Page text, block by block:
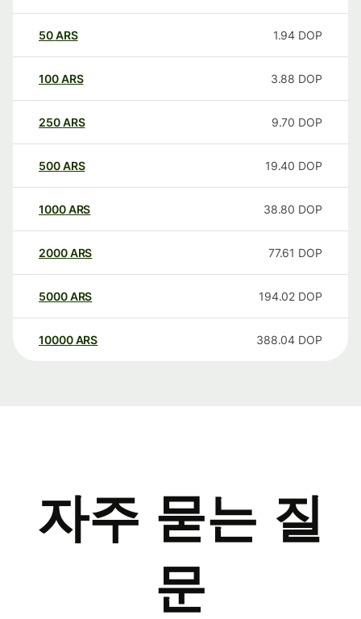
50ARS 1.94 DOP
100ARS 3.88 DOP
250ARS 9.70 DOP
500ARS 19.40 DOP
1000ARS 38.80 DOP
2000ARS 77.61 DOP
5000ARS 194.02 DOP
10000 ARS 388.04 DOP
자주 묻는 질
문